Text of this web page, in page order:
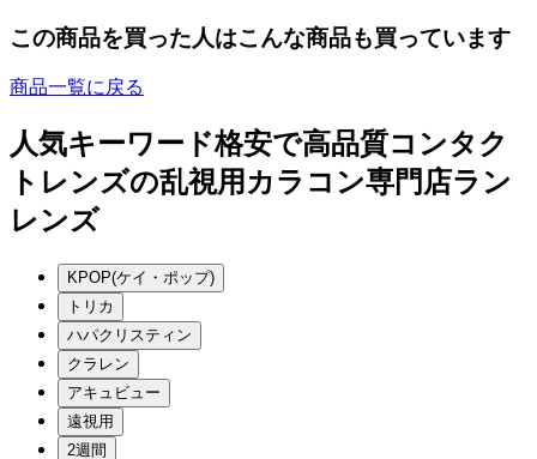
この商品を買った人はこんな商品も買っています
商品一覧に戻る
人気キーワード格安で高品質コンタク
トレンズの乱視用カラコン専門店ラン
レンズ